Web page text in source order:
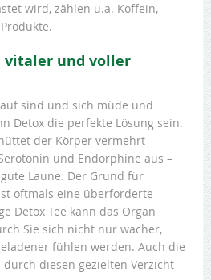
wird, zählen u.a. Koffein,
vitaler und voller
sind und sich müde und
Detox die perfekte Lösung sein.
der Körper vermehrt
und Endorphine aus –
Laune. Der Grund für
oftmals eine überforderte
Detox Tee kann das Organ
Sie sich nicht nur wacher,
fühlen werden. Auch die
diesen gezielten Verzicht